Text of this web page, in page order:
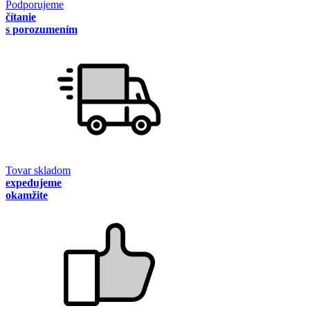
Podporujeme
čítanie
s porozumením
Tovar skladom
expedujeme
okamžite